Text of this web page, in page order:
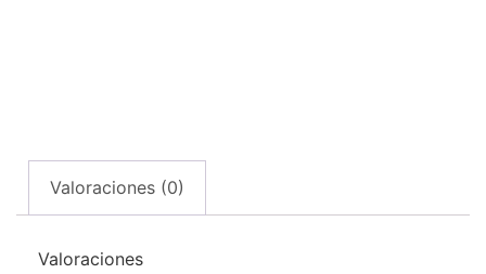
Valoraciones (0)
Valoraciones